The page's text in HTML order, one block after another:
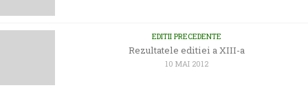
EDITII PRECEDENTE
Rezultatele editiei a XIII-a
10 MAI 2012